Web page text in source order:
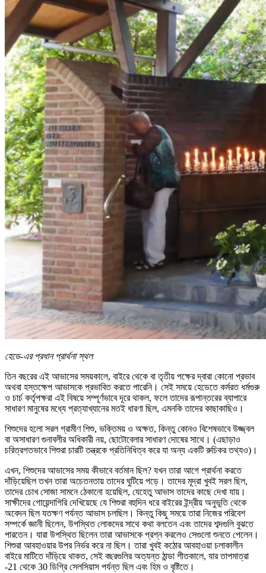
হেডে-এর প্রধান প্রার্থনা স্থল
তিন বছরের এই আভাসের সময়কালে, বাইরে থেকে বা তৃতীয় পক্ষের দ্বারা কোনো প্রভাব
অথবা হস্তক্ষেপ আভাসকে প্রভাবিত করতে পারেনি। সেই সময়ে হেডেতে কর্মরত ধর্মগুরু
ও চার্চ কর্তৃপক্ষরা এই বিষয়ে সম্পূর্ণভাবে দূরে থাকল, ফলে তাদের রূপান্তরের ব্যাপারে
সাধারণ মানুষের মধ্যে প্রত্যাখ্যানের মতই ধারণা ছিল, এমনকি তাদের কাছাকাছিও।
শিশুদের হলো সরল গ্রামীণ শিশু, ভক্তিময় ও অক্ষত, কিন্তু কোনও বিশেষভাবে উজ্জ্বল
বা অসাধারণ গুনাবলীর অধিকারী নয়, ছোটোবেলার সাধারণ দোষের সাথে। (এছাড়াও
চরিত্রগতভাবে শিশুরা চারটি তন্ত্রকে প্রতিনিধিত্ব করে যা অন্য একটি রুচিকর তথ্যও)।
এখন, শিশুদের আভাসের সময় কীভাবে বর্তমান ছিল? যখন তারা আগে প্রার্থনা করতে
দাঁড়িয়েছিল তখন তারা অচেতনতায় তাদের ঘুটিয়ে পড়ে। তাদের মূদ্রা খুবই সরল ছিল,
তাদের চোখ সোজা সামনে ঠেকানো হয়েছিল, যেহেতু আভাস তাদের কাছে দেখা যায়।
সাক্ষীদের গোয়েন্দাগিরি দেখিয়েছে যে শিশুরা বহুদিন ধরে বাইরের ইন্দ্রীয় অনুভূতি থেকে
অবেদন ছিল যতক্ষণ পর্যন্ত আভাস চলছিল। কিন্তু কিছু সময়ে তারা নিজের পরিবেশ
সম্পর্কে জ্ঞানী ছিলেন, উপস্থিত লোকদের সাথে কথা বলতেন এবং তাদের শব্দগুলি বুঝতে
পারতেন। যারা উপস্থিত ছিলেন তারা আভাসকে প্রশ্ন করলেও সেগুলো শুনতে পেলেন।
শিশুরা আবহাওয়ার উপর নির্ভর করে না ছিল। তারা খুবই কঠোর আবহাওয়া চলাকালীন
বাইরে মাটিতে দাঁড়িয়ে থাকত, সেই বছরগুলির অত্যন্ত ঠান্ডা শীতকালে, যার তাপমাত্রা
-21 থেকে 30 ডিগ্রি সেলসিয়াস পর্যন্ত ছিল এবং হিম ও বৃষ্টিতে।